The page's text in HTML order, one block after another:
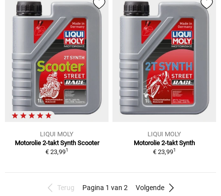
LIQUI MOLY
Motorolie 2-takt Synth Scooter
€ 23,991
LIQUI MOLY
Motorolie 2-takt Synth
€ 23,991
Terug Pagina 1 van 2 Volgende